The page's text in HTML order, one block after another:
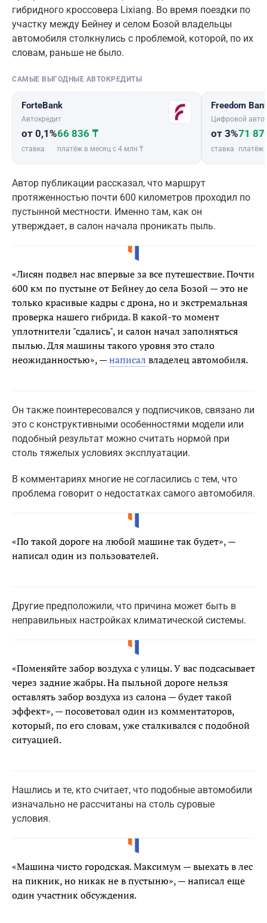
гибридного кроссовера Lixiang. Во время поездки по
участку между Бейнеу и селом Бозой владельцы
автомобиля столкнулись с проблемой, которой, по их
словам, раньше не было.
САМЫЕ ВЫГОДНЫЕ АВТОКРЕДИТЫ
ForteBank
Автокредит
от 0,1%
ставка
66 836 ₸
платёж в месяц с 4 млн ₸
Freedom
Цифровой
от 3%
ставка
71
платёж
Автор публикации рассказал, что маршрут
протяженностью почти 600 километров проходил по
пустынной местности. Именно там, как он
утверждает, в салон начала проникать пыль.
«Лисян подвел нас впервые за все путешествие. Почти
600 км по пустыне от Бейнеу до села Бозой — это не
только красивые кадры с дрона, но и экстремальная
проверка нашего гибрида. В какой-то момент
уплотнители "сдались", и салон начал заполняться
пылью. Для машины такого уровня это стало
неожиданностью», —написал владелец автомобиля.
Он также поинтересовался у подписчиков, связано ли
это с конструктивными особенностями модели или
подобный результат можно считать нормой при
столь тяжелых условиях эксплуатации.
В комментариях многие не согласились с тем, что
проблема говорит о недостатках самого автомобиля.
«По такой дороге на любой машине так будет», —
написал один из пользователей.
Другие предположили, что причина может быть в
неправильных настройках климатической системы.
«Поменяйте забор воздуха с улицы. У вас подсасывает
через задние жабры. На пыльной дороге нельзя
оставлять забор воздуха из салона — будет такой
эффект», — посоветовал один из комментаторов,
который, по его словам, уже сталкивался с подобной
ситуацией.
Нашлись и те, кто считает, что подобные автомобили
изначально не рассчитаны на столь суровые
условия.
«Машина чисто городская. Максимум — выехать в лес
на пикник, но никак не в пустыню», — написал еще
один участник обсуждения.